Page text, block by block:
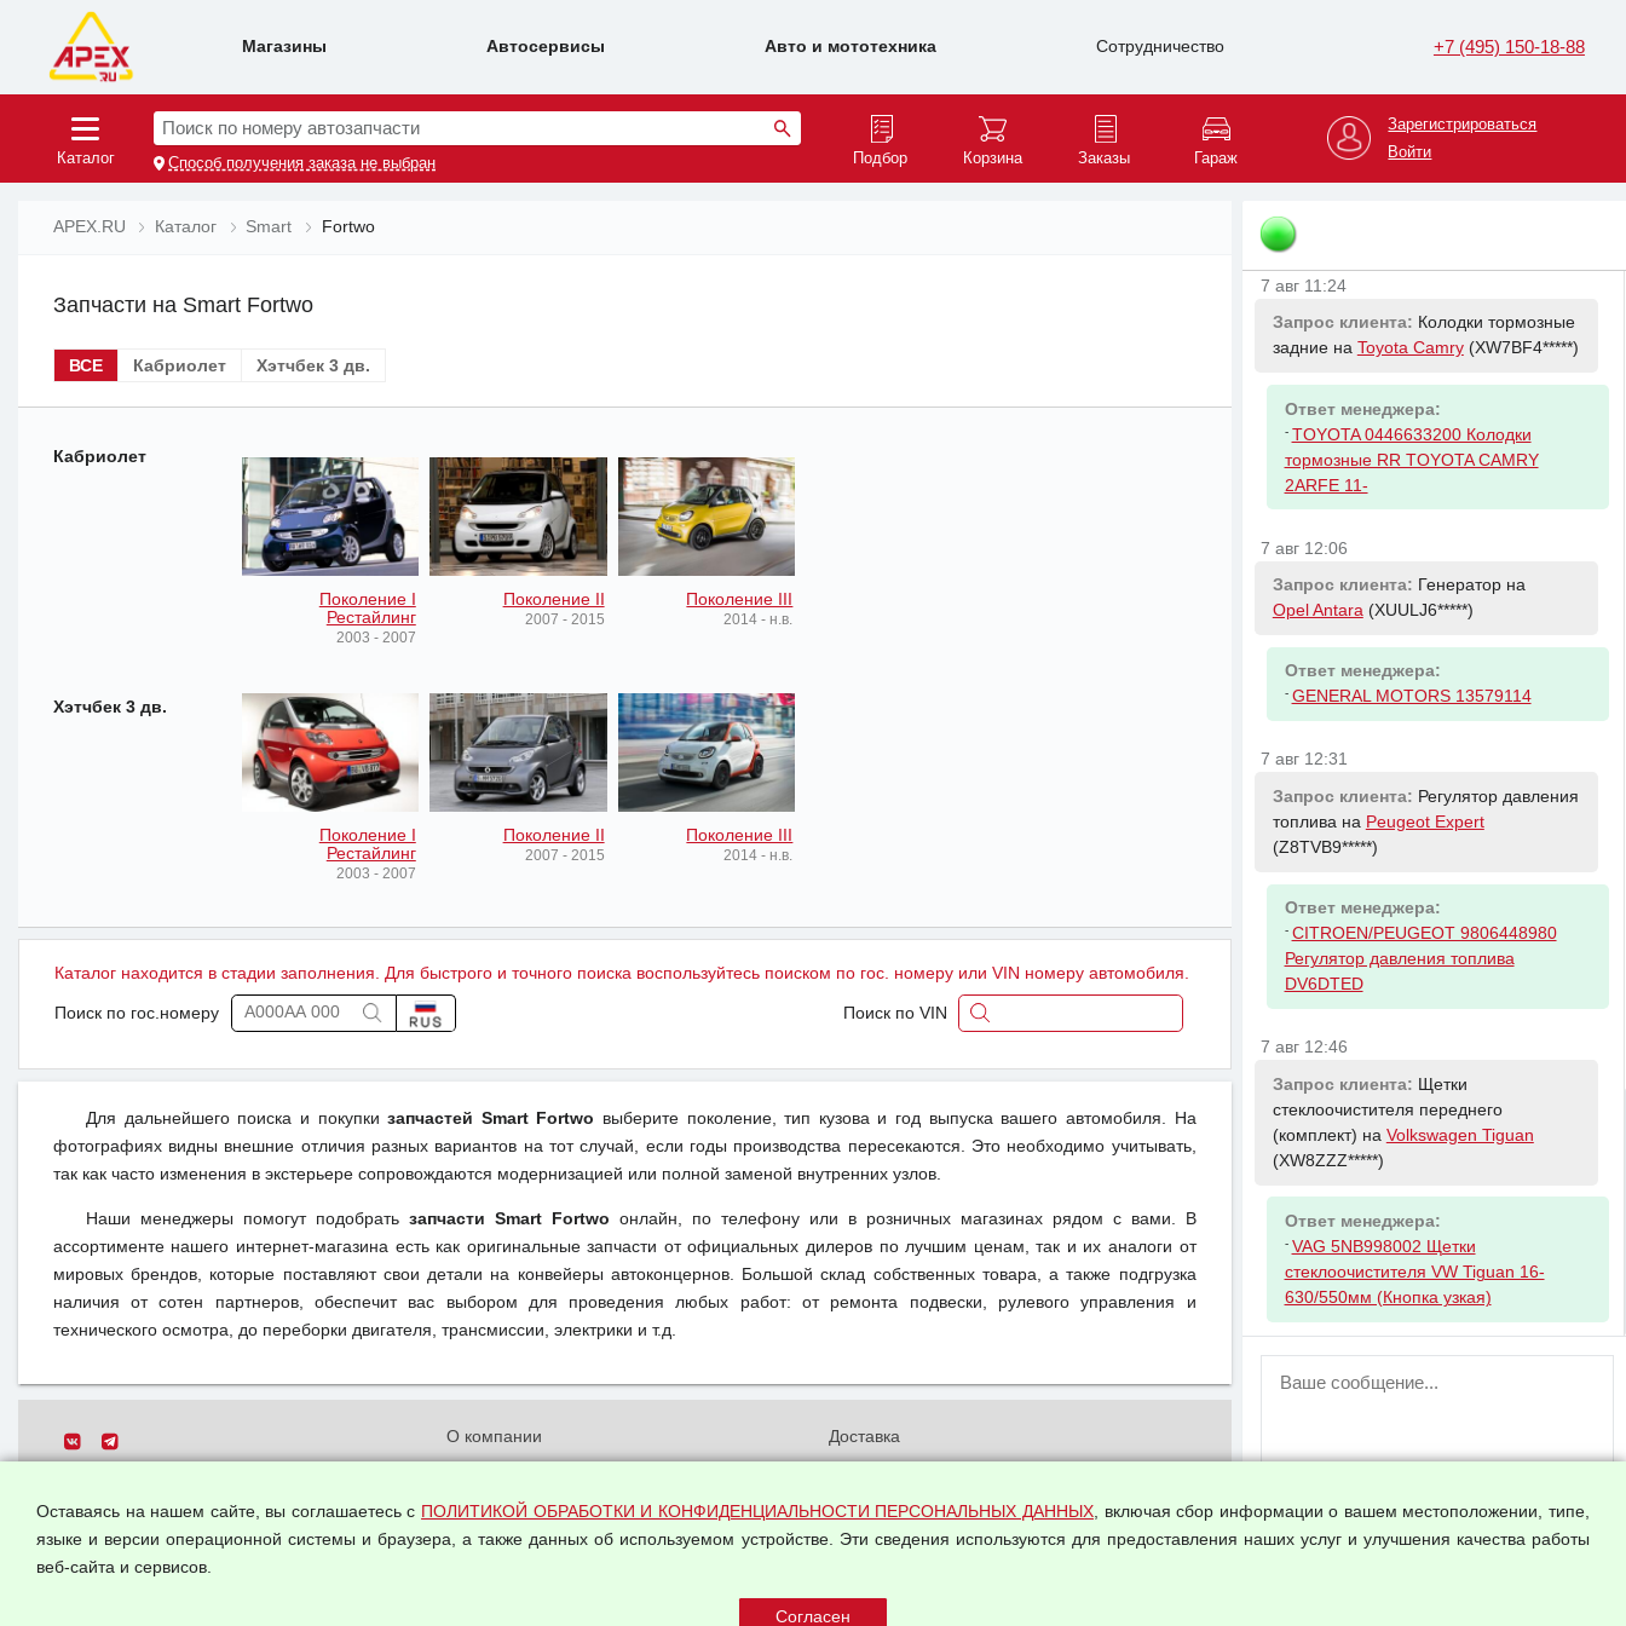
Магазины Автосервисы Авто и мототехника Сотрудничество +7 (495) 150-18-88
Каталог
Поиск по номеру автозапчасти
Способ получения заказа не выбран Подбор Корзина Заказы Гараж
Зарегистрироваться
Войти
APEX.RU Каталог Smart Fortwo
Запчасти на Smart Fortwo
ВСЕ Кабриолет Хэтчбек 3 дв.
Кабриолет
Поколение I
Рестайлинг
2003 - 2007
Поколение II
2007 - 2015
Поколение III
2014 - н.в.
Хэтчбек 3 дв.
Поколение I
Рестайлинг
2003 - 2007
Поколение II
2007 - 2015
Поколение III
2014 - н.в.
Каталог находится в стадии заполнения. Для быстрого и точного поиска воспользуйтесь поиском по гос. номеру или VIN номеру автомобиля.
Поиск по гос.номеру Поиск по VIN
Для дальнейшего поиска и покупкизапчастей Smart Fortwo выберите поколение, тип кузова и год выпуска вашего автомобиля. На
фотографиях видны внешние отличия разных вариантов на тот случай, если годы производства пересекаются. Это необходимо учитывать,
так как часто изменения в экстерьере сопровождаются модернизацией или полной заменой внутренних узлов.
Наши менеджеры помогут подобрать запчасти Smart Fortwo онлайн, по телефону или в розничных магазинах рядом с вами. В
ассортименте нашего интернет-магазина есть как оригинальные запчасти от официальных дилеров по лучшим ценам, так и их аналоги от
мировых брендов, которые поставляют свои детали на конвейеры автоконцернов. Большой склад собственных товара, а также подгрузка
наличия от сотен партнеров, обеспечит вас выбором для проведения любых работ: от ремонта подвески, рулевого управления и
технического осмотра, до переборки двигателя, трансмиссии, электрики и т.д.
Все права защищены.
О компании
данных
Доставка
Оплата и возвраты
Арендодателям
Оставаясь на нашем сайте, вы соглашаетесь с ПОЛИТИКОЙ ОБРАБОТКИ И КОНФИДЕНЦИАЛЬНОСТИ ПЕРСОНАЛЬНЫХ ДАННЫХ, включая сбор информации о вашем местоположении, типе,
языке и версии операционной системы и браузера, а также данных об используемом устройстве. Эти сведения используются для предоставления наших услуг и улучшения качества работы
веб-сайта и сервисов.
Toyota Camry
Ответ менеджера:
06- Lexus ES V40/V60 06-
7 авг 11:24
Запрос клиента: Колодки тормозные
задние на Toyota Camry(XW7BF4*****)
Ответ менеджера:
- TOYOTA 0446633200 Колодки
тормозные RR TOYOTA CAMRY
2ARFE 11-
7 авг 12:06
Запрос клиента: Генератор на
Opel Antara(XUULJ6*****)
Ответ менеджера:
- GENERAL MOTORS 13579114
7 авг 12:31
Запрос клиента: Регулятор давления
топлива на Peugeot Expert
(Z8TVB9*****)
Ответ менеджера:
- CITROEN/PEUGEOT 9806448980
Регулятор давления топлива
DV6DTED
7 авг 12:46
Запрос клиента:
Щетки
стеклоочистителя переднего
(комплект) на Volkswagen Tiguan
(XW8ZZZ*****)
Ответ менеджера:
- VAG 5NB998002 Щетки
стеклоочистителя VW Tiguan 16-
630/550мм (Кнопка узкая)
ВНИМАНИЕ!
пользователей временно отключена!
аккаунт.